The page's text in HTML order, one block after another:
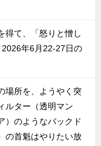
得て、「怒りと憎し
年6月22-27日の
場所を、ようやく突
ルター（透明マン
）のようなバックド
の首魁はやりたい放